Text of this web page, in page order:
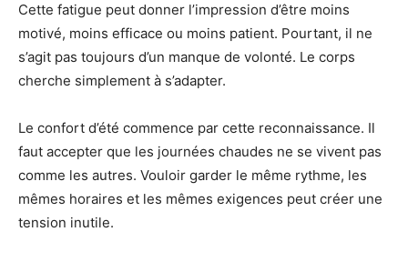
Cette fatigue peut donner l’impression d’être moins
motivé, moins efficace ou moins patient. Pourtant, il ne
s’agit pas toujours d’un manque de volonté. Le corps
cherche simplement à s’adapter.
Le confort d’été commence par cette reconnaissance. Il
faut accepter que les journées chaudes ne se vivent pas
comme les autres. Vouloir garder le même rythme, les
mêmes horaires et les mêmes exigences peut créer une
tension inutile.